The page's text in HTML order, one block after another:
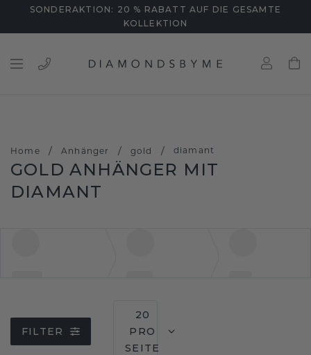
SONDERAKTION: 20 % RABATT AUF DIE GESAMTE
KOLLEKTION
Home / Anhänger / gold / diamant
GOLD ANHÄNGER MIT
DIAMANT
FILTER
20
PRO
SEITE